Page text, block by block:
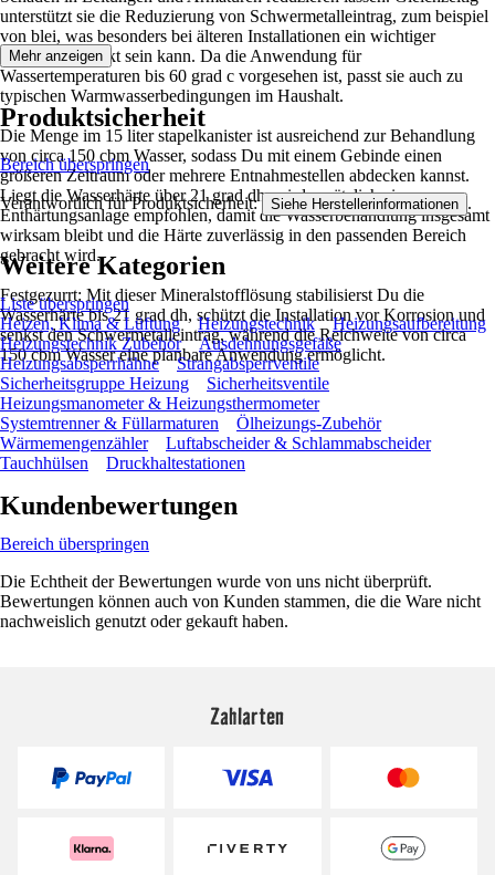
unterstützt sie die Reduzierung von Schwermetalleintrag, zum beispiel
von blei, was besonders bei älteren Installationen ein wichtiger
Sicherheitsaspekt sein kann. Da die Anwendung für
Wassertemperaturen bis 60 grad c vorgesehen ist, passt sie auch zu
typischen Warmwasserbedingungen im Haushalt.
Die Menge im 15 liter stapelkanister ist ausreichend zur Behandlung
von circa 150 cbm Wasser, sodass Du mit einem Gebinde einen
größeren Zeitraum oder mehrere Entnahmestellen abdecken kannst.
Liegt die Wasserhärte über 21 grad dh, wird zusätzlich eine
Enthärtungsanlage empfohlen, damit die Wasserbehandlung insgesamt
wirksam bleibt und die Härte zuverlässig in den passenden Bereich
gebracht wird.
Festgezurrt: Mit dieser Mineralstofflösung stabilisierst Du die
Wasserhärte bis 21 grad dh, schützt die Installation vor Korrosion und
senkst den Schwermetalleintrag, während die Reichweite von circa
150 cbm Wasser eine planbare Anwendung ermöglicht.
Mehr anzeigen
Produktsicherheit
Bereich überspringen
Verantwortlich für Produktsicherheit: Siehe Herstellerinformationen .
Weitere Kategorien
Liste überspringen
Heizen, Klima & Lüftung
Heizungstechnik
Heizungsaufbereitung
Heizungstechnik Zubehör
Ausdehnungsgefäße
Heizungsabsperrhähne
Strangabsperrventile
Sicherheitsgruppe Heizung
Sicherheitsventile
Heizungsmanometer & Heizungsthermometer
Systemtrenner & Füllarmaturen
Ölheizungs-Zubehör
Wärmemengenzähler
Luftabscheider & Schlammabscheider
Tauchhülsen
Druckhaltestationen
Kundenbewertungen
Bereich überspringen
Die Echtheit der Bewertungen wurde von uns nicht überprüft.
Bewertungen können auch von Kunden stammen, die die Ware nicht
nachweislich genutzt oder gekauft haben.
Zahlarten